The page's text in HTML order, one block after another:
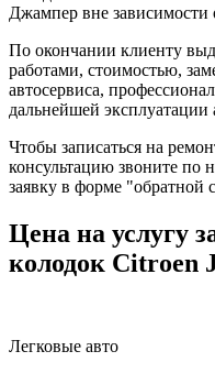
Джампер вне зависимости
По окончании клиенту
работами, стоимостью,
автосервиса,
дальнейшей эксплуатации
Чтобы записаться на
консультацию звоните по
заявку в форме "обратной
Цена на услугу
колодок Citroen
Легковые авто